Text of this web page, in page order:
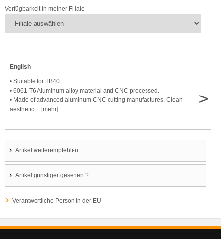
Verfügbarkeit in meiner Filiale
English
• Suitable for TB40.
• 6061-T6 Aluminum alloy material and CNC processed.
• Made of advanced aluminum CNC cutting manufactures. Clean
aesthetic ... [mehr]
>
Artikel weiterempfehlen
Artikel günstiger gesehen ?
Verantwortliche Person in der EU